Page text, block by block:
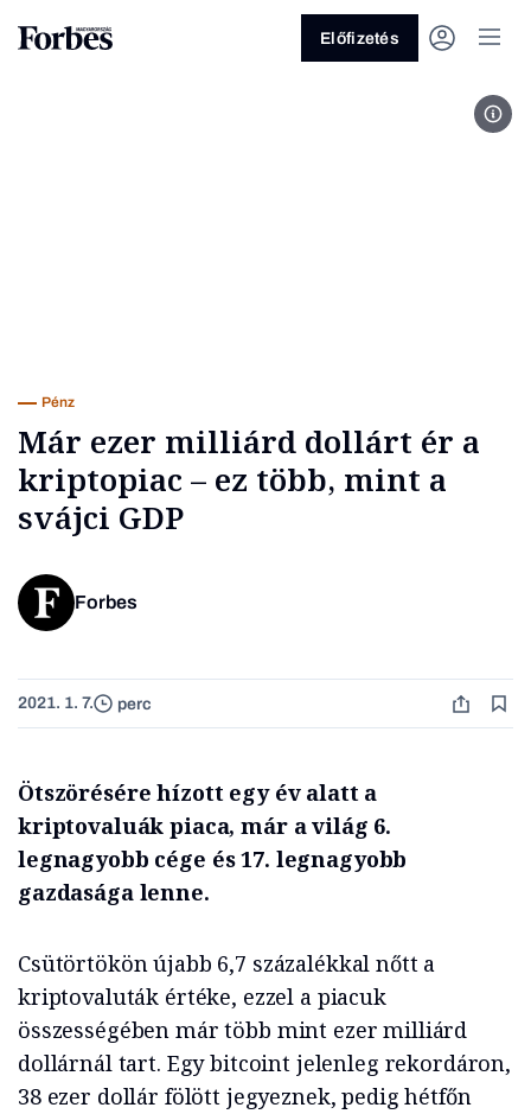
Előfizetés
Pénz
Már ezer milliárd dollárt ér a
kriptopiac – ez több, mint a
svájci GDP
Forbes
2021. 1. 7. perc
Ötszörésére hízott egy év alatt a
kriptovaluák piaca, már a világ 6.
legnagyobb cége és 17. legnagyobb
gazdasága lenne.
Csütörtökön újabb 6,7 százalékkal nőtt a
kriptovaluták értéke, ezzel a piacuk
összességében már több mint ezer milliárd
dollárnál tart. Egy bitcoint jelenleg rekordáron,
38 ezer dollár fölött jegyeznek, pedig hétfőn